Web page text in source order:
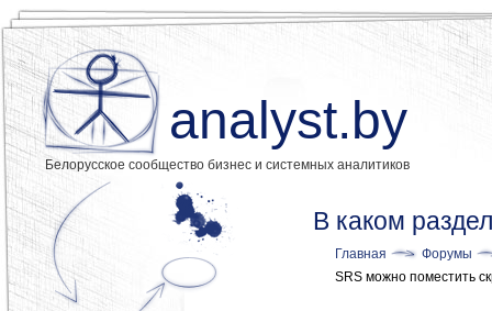
analyst.by
Белорусское сообщество бизнес и системных аналитиков
В каком
Главная
Форумы
SRS можно поместить